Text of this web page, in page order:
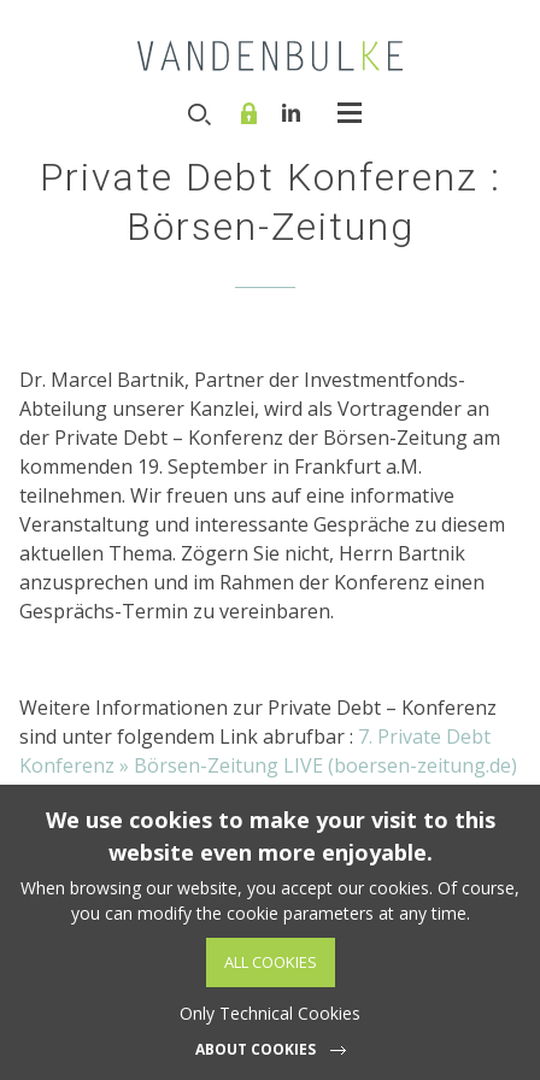
Private Debt Konferenz :
Börsen-Zeitung
Dr. Marcel Bartnik, Partner der Investmentfonds-
Abteilung unserer Kanzlei, wird als Vortragender an
der Private Debt – Konferenz der Börsen-Zeitung am
kommenden 19. September in Frankfurt a.M.
teilnehmen. Wir freuen uns auf eine informative
Veranstaltung und interessante Gespräche zu diesem
aktuellen Thema. Zögern Sie nicht, Herrn Bartnik
anzusprechen und im Rahmen der Konferenz einen
Gesprächs-Termin zu vereinbaren.
Weitere Informationen zur Private Debt – Konferenz
sind unter folgendem Link abrufbar : 7. Private Debt
Konferenz » Börsen-Zeitung LIVE (boersen-zeitung.de)
BACK TO ALL NEWS NEXT POST
VANDENBULKE 2023 copyright. All rights reserved. -Terms & conditions
-Sitemap-Cookie Policy
We use cookies to make your visit to this
website even more enjoyable.
When browsing our website, you accept our cookies. Of course,
you can modify the cookie parameters at any time.
ALL COOKIES
Only Technical Cookies
ABOUT COOKIES